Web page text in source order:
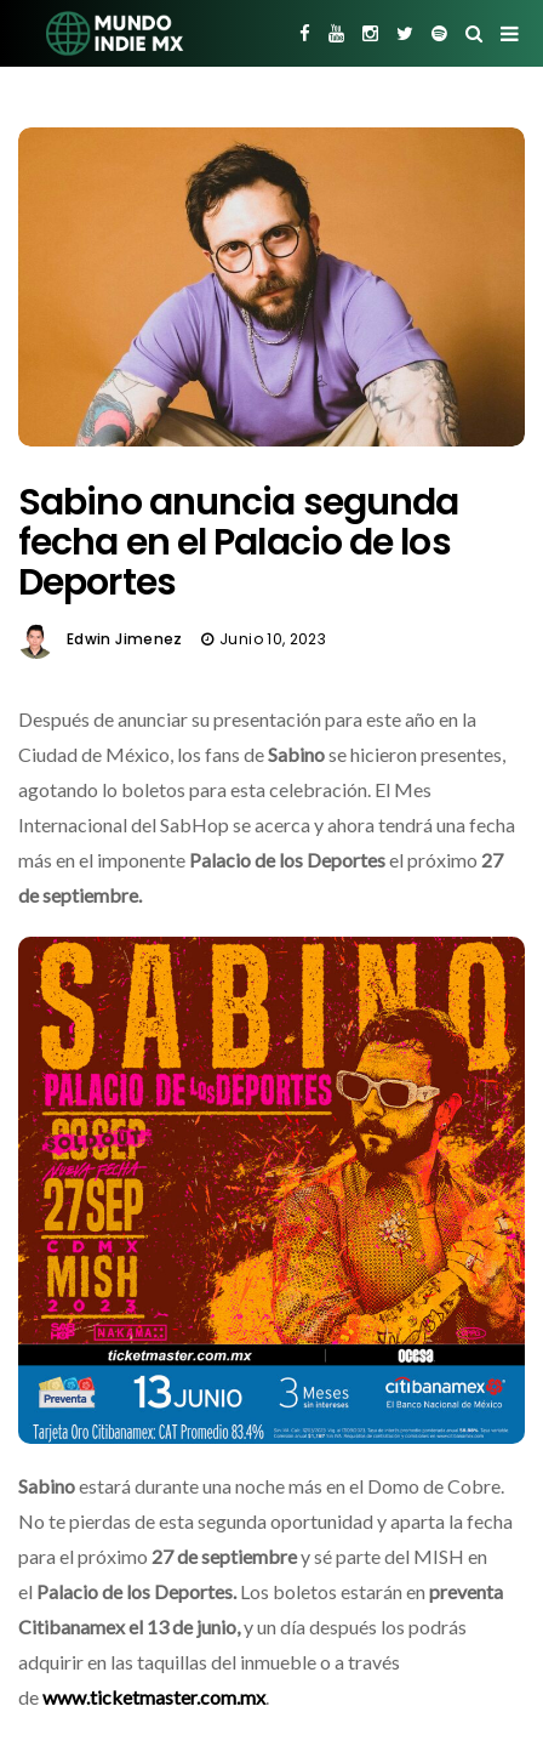
Sabino anuncia segunda
fecha en el Palacio de los
Deportes
Edwin Jimenez Junio 10, 2023
Después de anunciar su presentación para este año en la
Ciudad de México, los fans deSabinose hicieron presentes,
agotando lo boletos para esta celebración. El Mes
Internacional del SabHop se acerca y ahora tendrá una fecha
más en el imponente Palacio de los Deportesel próximo 27
de septiembre.
Sabinoestará durante una noche más en el Domo de Cobre.
No te pierdas de esta segunda oportunidad y aparta la fecha
para el próximo 27 de septiembrey sé parte del MISH en
el Palacio de los Deportes.Los boletos estarán en preventa
Citibanamex el 13 de junio,y un día después los podrás
adquirir en las taquillas del inmueble o a través
dewww.ticketmaster.com.mx.